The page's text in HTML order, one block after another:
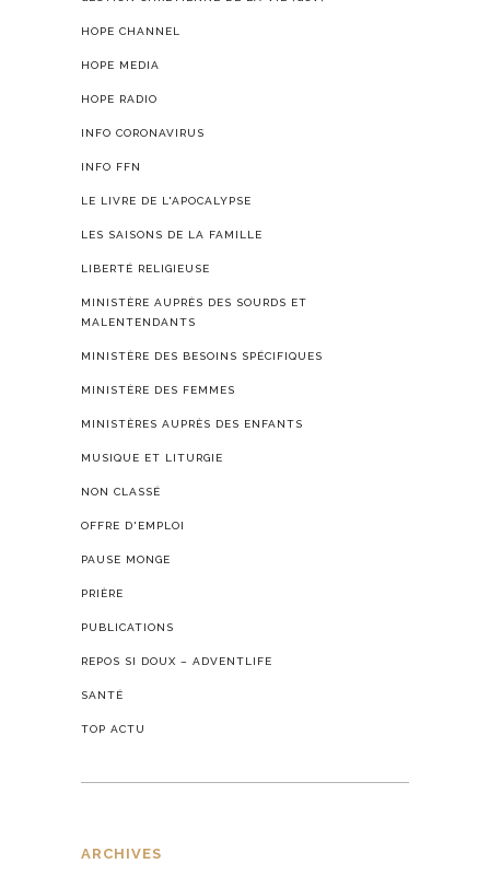
HOPE CHANNEL
HOPE MEDIA
HOPE RADIO
INFO CORONAVIRUS
INFO FFN
LE LIVRE DE L'APOCALYPSE
LES SAISONS DE LA FAMILLE
LIBERTÉ RELIGIEUSE
MINISTÈRE AUPRÈS DES SOURDS ET
MALENTENDANTS
MINISTÈRE DES BESOINS SPÉCIFIQUES
MINISTÈRE DES FEMMES
MINISTÈRES AUPRÈS DES ENFANTS
MUSIQUE ET LITURGIE
NON CLASSÉ
OFFRE D'EMPLOI
PAUSE MONGE
PRIÈRE
PUBLICATIONS
REPOS SI DOUX – ADVENTLIFE
SANTÉ
TOP ACTU
ARCHIVES